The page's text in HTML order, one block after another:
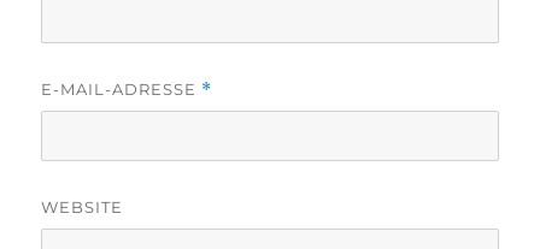
E-MAIL-ADRESSE *
WEBSITE